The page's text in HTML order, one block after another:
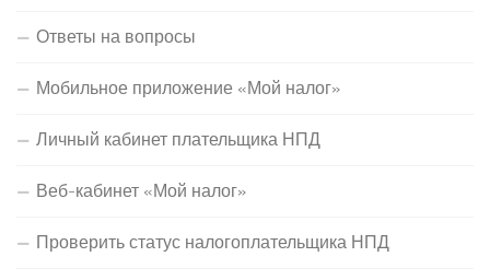
Ответы на вопросы
Мобильное приложение «Мой налог»
Личный кабинет плательщика НПД
Веб-кабинет «Мой налог»
Проверить статус налогоплательщика НПД